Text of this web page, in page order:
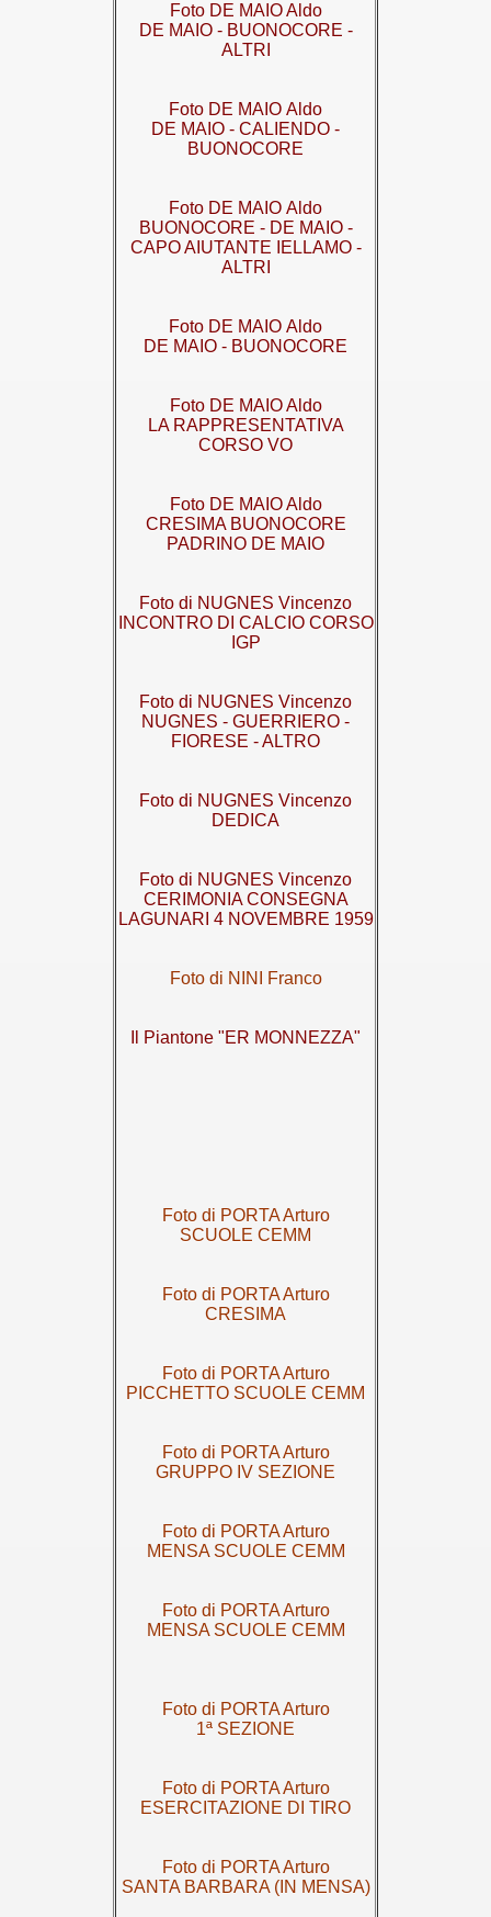
Foto DE MAIO Aldo
DE MAIO - BUONOCORE -
ALTRI
Foto DE MAIO Aldo
DE MAIO - CALIENDO -
BUONOCORE
Foto DE MAIO Aldo
BUONOCORE - DE MAIO -
CAPO AIUTANTE IELLAMO -
ALTRI
Foto DE MAIO Aldo
DE MAIO - BUONOCORE
Foto DE MAIO Aldo
LA RAPPRESENTATIVA
CORSO VO
Foto DE MAIO Aldo
CRESIMA BUONOCORE
PADRINO DE MAIO
Foto di NUGNES Vincenzo
INCONTRO DI CALCIO CORSO
IGP
Foto di NUGNES Vincenzo
NUGNES - GUERRIERO -
FIORESE - ALTRO
Foto di NUGNES Vincenzo
DEDICA
Foto di NUGNES Vincenzo
CERIMONIA CONSEGNA
LAGUNARI 4 NOVEMBRE 1959
Foto di NINI Franco
Il Piantone "ER MONNEZZA"
Foto di PORTA Arturo
SCUOLE CEMM
Foto di PORTA Arturo
CRESIMA
Foto di PORTA Arturo
PICCHETTO SCUOLE CEMM
Foto di PORTA Arturo
GRUPPO IV SEZIONE
Foto di PORTA Arturo
MENSA SCUOLE CEMM
Foto di PORTA Arturo
MENSA SCUOLE CEMM
Foto di PORTA Arturo
1ª SEZIONE
Foto di PORTA Arturo
ESERCITAZIONE DI TIRO
Foto di PORTA Arturo
SANTA BARBARA (IN MENSA)